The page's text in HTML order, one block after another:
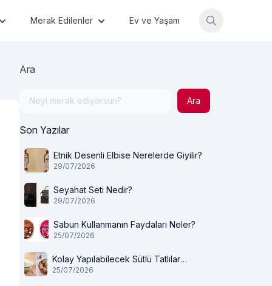
Merak Edilenler Ev ve Yaşam
Ara
Ara
Son Yazılar
Etnik Desenli Elbise Nerelerde Giyilir?
29/07/2026
Seyahat Seti Nedir?
29/07/2026
Sabun Kullanmanın Faydaları Neler?
25/07/2026
Kolay Yapılabilecek Sütlü Tatlılar
Nelerdir?
25/07/2026